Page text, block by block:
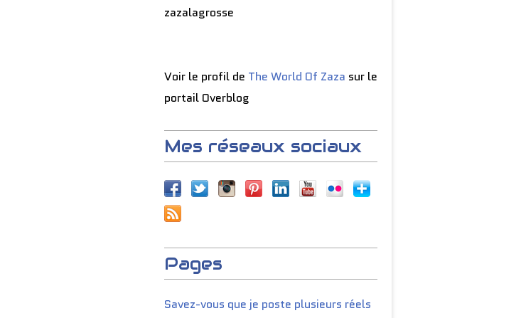
zazalagrosse
Voir le profil de The World Of Zaza sur le
portail Overblog
Mes réseaux sociaux
Pages
Savez-vous que je poste plusieurs réels